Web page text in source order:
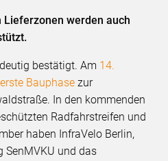
Lieferzonen werden auch
bestätigt. Am 14.
Bauphase zur
In den kommenden
Radfahrstreifen und
haben InfraVelo Berlin,
SenMVKU und das